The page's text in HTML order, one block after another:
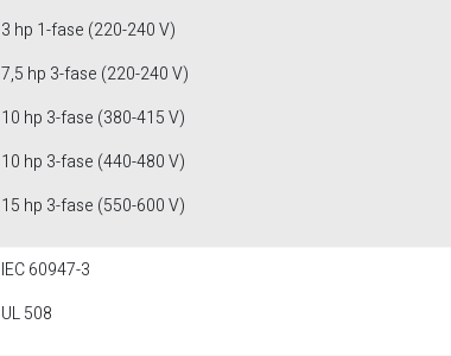
3 hp 1-fase (220-240 V)
7,5 hp 3-fase (220-240 V)
10 hp 3-fase (380-415 V)
10 hp 3-fase (440-480 V)
15 hp 3-fase (550-600 V)
IEC 60947-3
UL 508